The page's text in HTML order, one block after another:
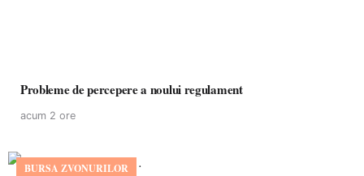
Probleme de percepere a noului regulament
acum 2 ore
BURSA ZVONURILOR